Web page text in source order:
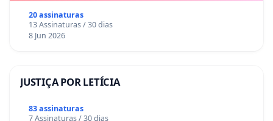
20 assinaturas
13 Assinaturas / 30 dias
8 Jun 2026
JUSTIÇA POR LETÍCIA
83 assinaturas
7 Assinaturas / 30 dias